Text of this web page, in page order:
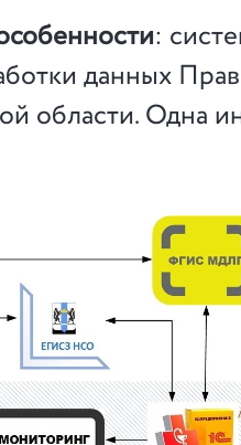
:
данных
области. Одна